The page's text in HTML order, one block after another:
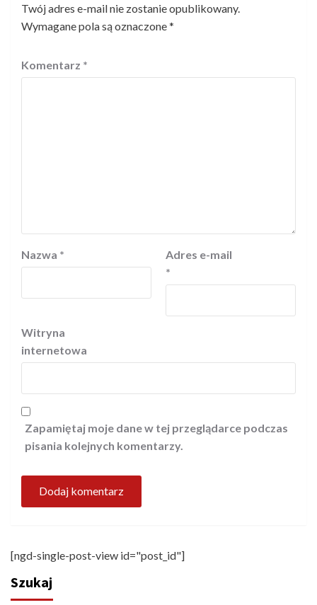
Twój adres e-mail nie zostanie opublikowany.
Wymagane pola są oznaczone*
Komentarz *
Nazwa *
Adres e-mail
*
Witryna
internetowa
Zapamiętaj moje dane w tej przeglądarce podczas
pisania kolejnych komentarzy.
[ngd-single-post-view id="post_id"]
Szukaj